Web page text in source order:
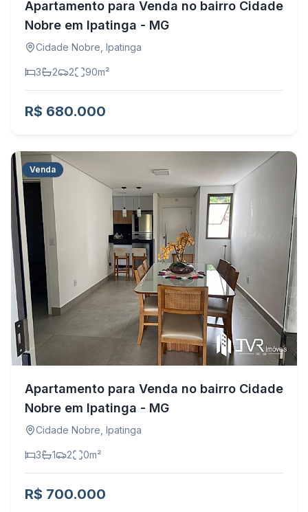
Apartamento para Venda no bairro Cidade
Nobre em Ipatinga - MG
Cidade Nobre Ipatinga
3 2 2 90m²
R$ 680.000
Venda
Apartamento para Venda no bairro Cidade
Nobre em Ipatinga - MG
Cidade Nobre Ipatinga
3 1 2 0m²
R$ 700.000